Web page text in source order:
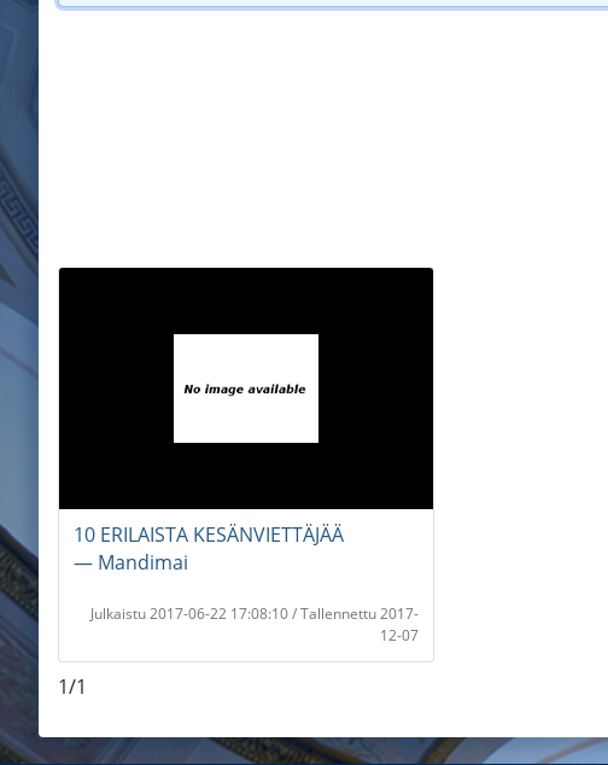
10 ERILAISTA KESÄNVIETTÄJÄÄ
― Mandimai
Julkaistu 2017-06-22 17:08:10 / Tallennettu 2017-
12-07
1/1